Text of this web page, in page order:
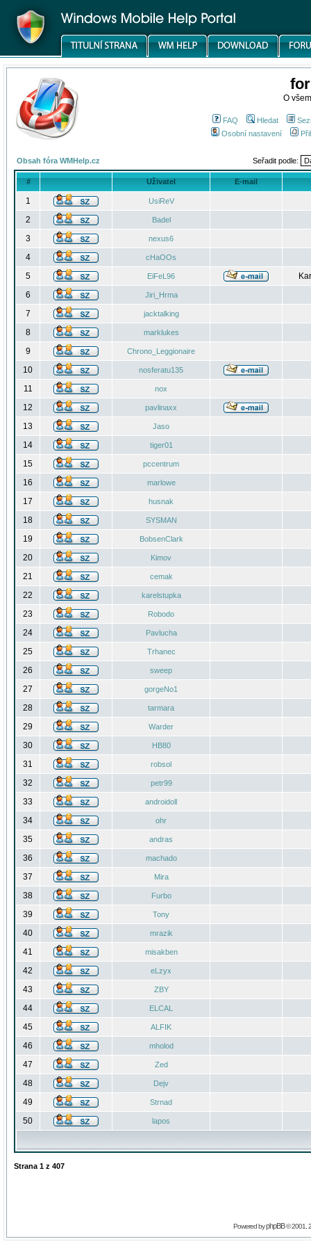
O
FAQ Hledat
Osobní nastavení
Obsah fóra WMHelp.cz Seřadit podle:
# Uživatel E-mail
1 UsiReV
2 Badel
3 nexus6
4 cHaOOs
5 EiFeL96
6
Jiri_Hrma
7 jacktalking
8 marklukes
9 Chrono_Leggionaire
10 nosferatu135
11 nox
12 pavlinaxx
13 Jaso
14 tiger01
15 pccentrum
16 marlowe
17 husnak
18 SYSMAN
19 BobsenClark
20 Kimov
21 cemak
22 karelstupka
23 Robodo
24 Pavlucha
25 Trhanec
26 sweep
27 gorgeNo1
28 tarmara
29 Warder
30 HB80
31 robsol
32 petr99
33 androidoll
34 ohr
35 andras
36 machado
37 Mira
38 Furbo
39 Tony
40 mrazik
41 misakben
42 eLzyx
43 ZBY
44 ELCAL
45 ALFIK
46 mholod
47 Zed
48 Dejv
49 Strnad
50 lapos
Strana 1 z 407
Powered byphpBB© 2001,